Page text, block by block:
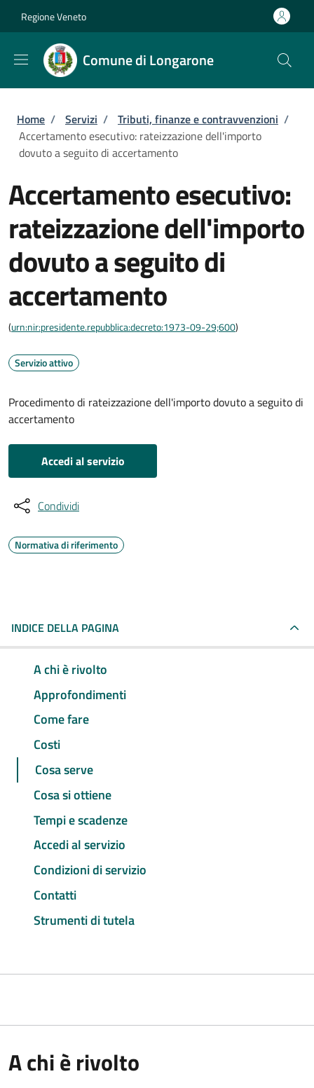
Regione Veneto
Comune di Longarone
Briciole di pane
Home / Servizi / Tributi, finanze e contravvenzioni /
Accertamento esecutivo: rateizzazione dell'importo
dovuto a seguito di accertamento
Accertamento esecutivo:
rateizzazione dell'importo
dovuto a seguito di
accertamento
(urn:nir:presidente.repubblica:decreto:1973-09-29;600)
Servizio attivo
Procedimento di rateizzazione dell'importo dovuto a seguito di
accertamento
Accedi al servizio
Condividi
Normativa di riferimento
INDICE DELLA PAGINA
A chi è rivolto
Approfondimenti
Come fare
Costi
Cosa serve
Cosa si ottiene
Tempi e scadenze
Accedi al servizio
Condizioni di servizio
Contatti
Strumenti di tutela
A chi è rivolto